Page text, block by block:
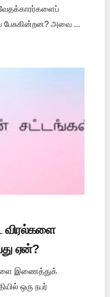
பேசுகின்றன? அவை ...
ஏன்?
இணைத்துக்
ஒரு நபர்